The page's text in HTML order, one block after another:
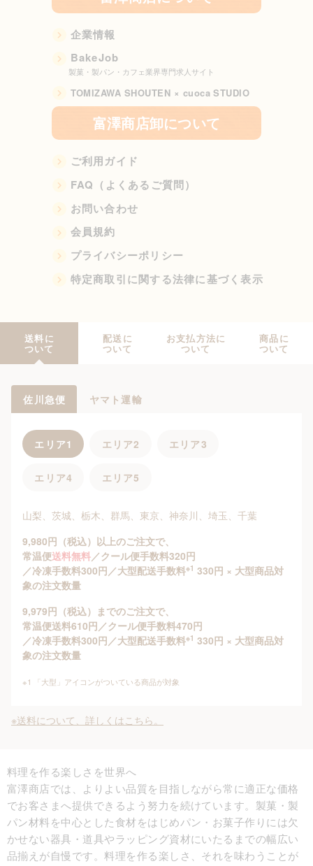
企業情報
BakeJob
製菓・製パン・カフェ業界専門求人サイト
TOMIZAWA SHOUTEN × cuoca STUDIO
富澤商店卸について
ご利用ガイド
FAQ（よくあるご質問）
お問い合わせ
会員規約
プライバシーポリシー
特定商取引に関する法律に基づく表示
送料に
ついて
配送に
ついて
お支払方法に
ついて
商品に
ついて
佐川急便 ヤマト運輸
エリア1 エリア2 エリア3
エリア4 エリア5
山梨、茨城、栃木、群馬、東京、神奈川、埼玉、千葉
9,980円（税込）以上のご注文で、
常温便送料無料／クール便手数料320円
／冷凍手数料300円／大型配送手数料※1 330円 × 大型商品対
象の注文数量
9,979円（税込）までのご注文で、
常温便送料610円／クール便手数料470円
／冷凍手数料300円／大型配送手数料※1 330円 × 大型商品対
象の注文数量
※1 「大型」アイコンがついている商品が対象
※送料について、詳しくはこちら。
料理を作る楽しさを世界へ
富澤商店では、よりよい品質を目指しながら常に適正な価格
でお客さまへ提供できるよう努力を続けています。製菓・製
パン材料を中心とした食材をはじめパン・お菓子作りには欠
かせない器具・道具やラッピング資材にいたるまでの幅広い
品揃えが自慢です。料理を作る楽しさ、それを味わうことが